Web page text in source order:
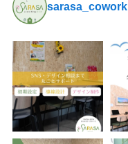
sarasa_cowork